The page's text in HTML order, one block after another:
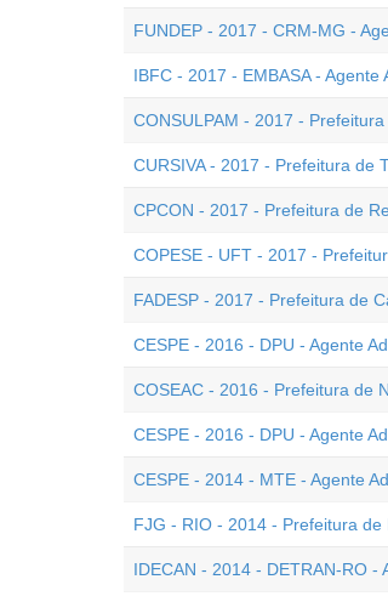
FUNDEP - 2017 - CRM-MG -
IBFC - 2017 - EMBASA - Agente
CONSULPAM - 2017 -
CURSIVA - 2017 - Prefeitura de
CPCON - 2017 - Prefeitura de
COPESE - UFT - 2017 -
FADESP - 2017 - Prefeitura de
CESPE - 2016 - DPU - Agente
COSEAC - 2016 - Prefeitura de
CESPE - 2016 - DPU - Agente
CESPE - 2014 - MTE - Agente
FJG - RIO - 2014 - Prefeitura
IDECAN - 2014 - DETRAN-RO -